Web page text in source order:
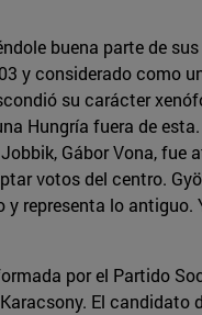
buena parte de
y considerado como
su carácter
Hungría fuera de
Gábor Vona, fue
votos del centro.
representa lo
por el Partido
El